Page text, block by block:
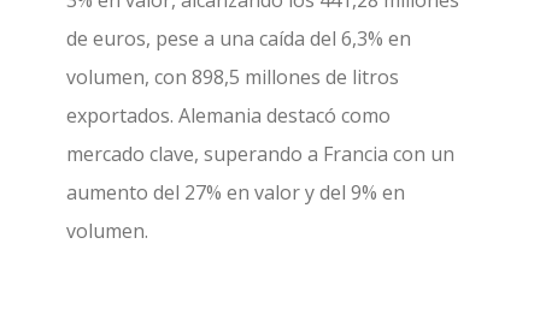
de euros, pese a una caída del 6,3% en
volumen, con 898,5 millones de litros
exportados. Alemania destacó como
mercado clave, superando a Francia con un
aumento del 27% en valor y del 9% en
volumen.